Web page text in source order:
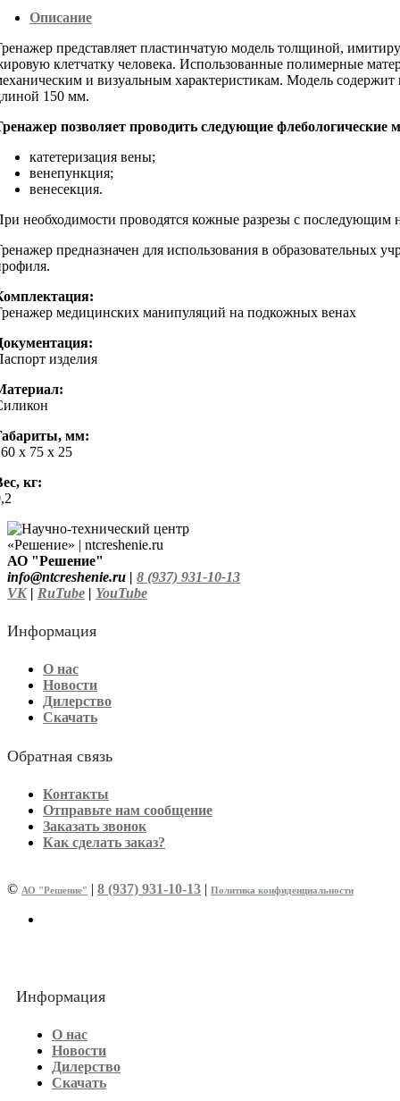
Описание
представляет пластинчатую модель толщиной,
клетчатку человека. Использованные полимерные
и визуальным характеристикам. Модель
150 мм.
позволяет проводить следующие флебологические
катетеризация вены;
венепункция;
венесекция.
необходимости проводятся кожные разрезы с последующим
предназначен для использования в образовательных
медицинских манипуляций на подкожных венах
изделия
мм:
х 75 х 25
кг:
АО "Решение"
info@ntcreshenie.ru | 8 (937) 931-10-13
VK| RuTube | YouTube
Информация
О нас
Новости
Дилерство
Скачать
Обратная связь
Контакты
Отправьте нам сообщение
Заказать звонок
Как сделать заказ?
© АО "Решение" | 8 (937) 931-10-13 | Политика конфиденциальности
Информация
О нас
Новости
Дилерство
Скачать